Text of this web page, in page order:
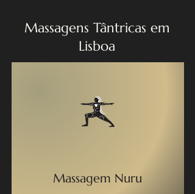
Massagens Tântricas em
Lisboa
Massagem Nuru